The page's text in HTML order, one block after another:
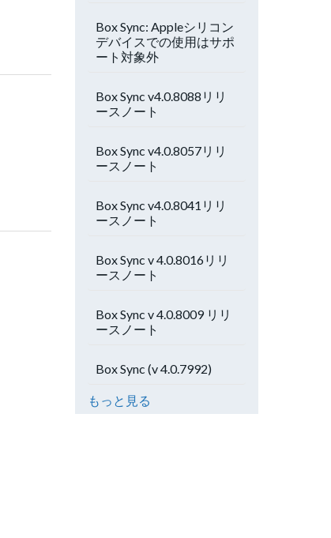
Box Sync: Appleシリコン
デバイスでの使用はサポ
ート対象外
Box Sync v4.0.8088リリ
ースノート
Box Sync v4.0.8057リリ
ースノート
Box Sync v4.0.8041リリ
ースノート
Box Sync v 4.0.8016リリ
ースノート
Box Sync v 4.0.8009 リリ
ースノート
Box Sync (v 4.0.7992)
もっと見る